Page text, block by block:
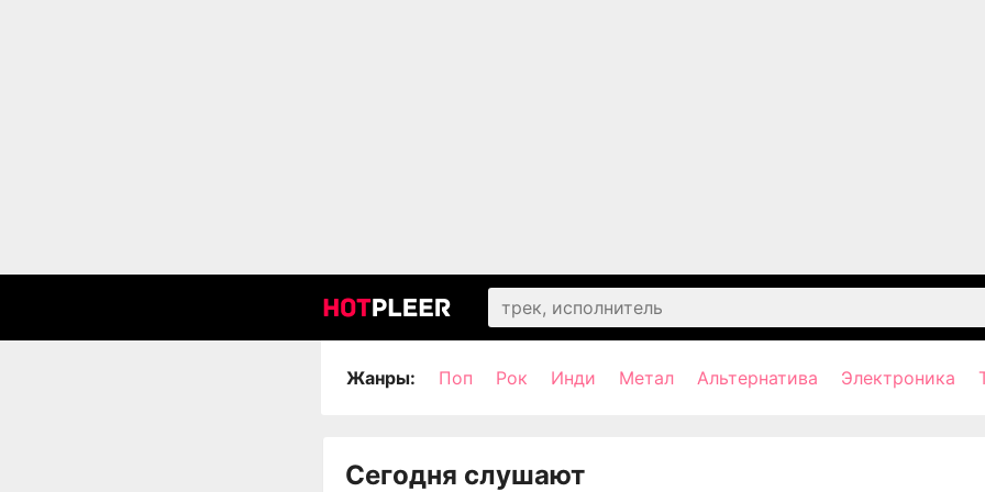
Жанры: Поп Рок Инди Метал Альтернатива Электроника
Сегодня слушают